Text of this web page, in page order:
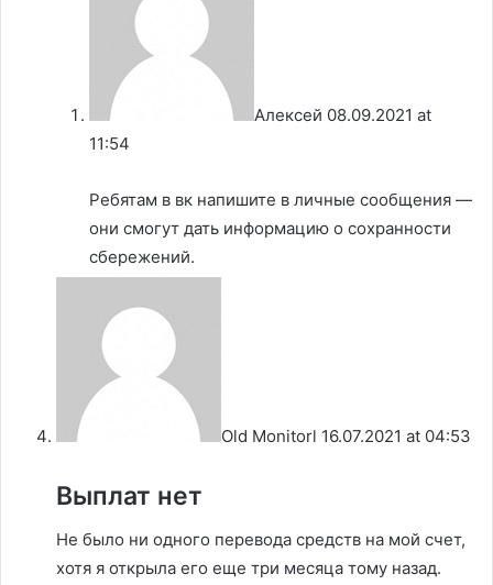
Алексей 08.09.2021 at
11:54
Ребятам в вк напишите в личные сообщения —
они смогут дать информацию о сохранности
сбережений.
Old Monitorl 16.07.2021 at 04:53
Выплат нет
Не было ни одного перевода средств на мой счет,
хотя я открыла его еще три месяца тому назад.